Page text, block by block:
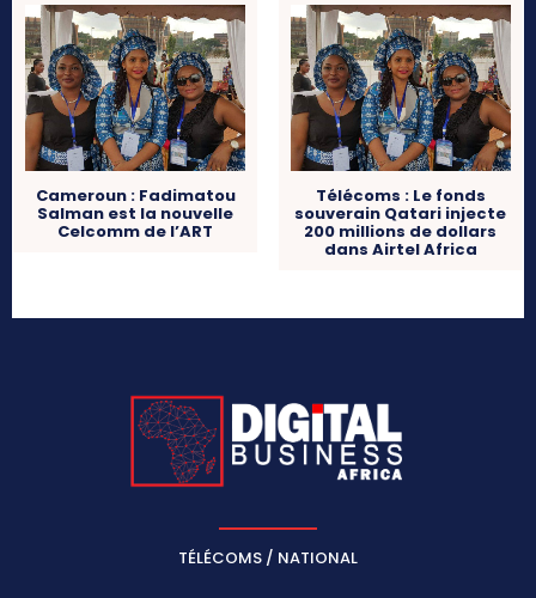
Cameroun : Fadimatou
Salman est la nouvelle
Celcomm de l’ART
Télécoms : Le fonds
souverain Qatari injecte
200 millions de dollars
dans Airtel Africa
TÉLÉCOMS / NATIONAL